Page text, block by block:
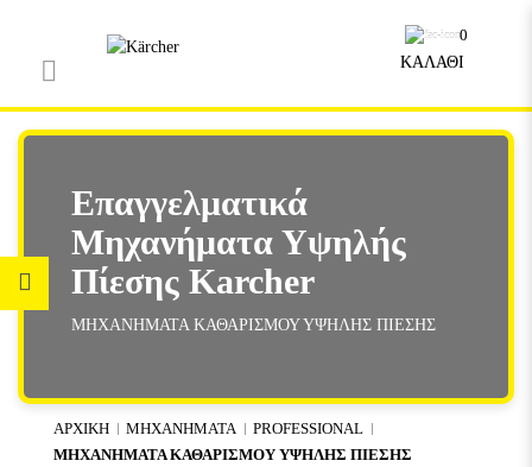
ΚΑΛΑΘΙ
0
Επαγγελματικά
Μηχανήματα Υψηλής
Πίεσης Karcher
ΜΗΧΑΝΗΜΑΤΑ ΚΑΘΑΡΙΣΜΟΥ ΥΨΗΛΗΣ ΠΙΕΣΗΣ
ΑΡΧΙΚΗ ΜΗΧΑΝΗΜΑΤΑ
PROFESSIONAL
ΜΗΧΑΝΗΜΑΤΑ ΚΑΘΑΡΙΣΜΟΥ ΥΨΗΛΗΣ ΠΙΕΣΗΣ